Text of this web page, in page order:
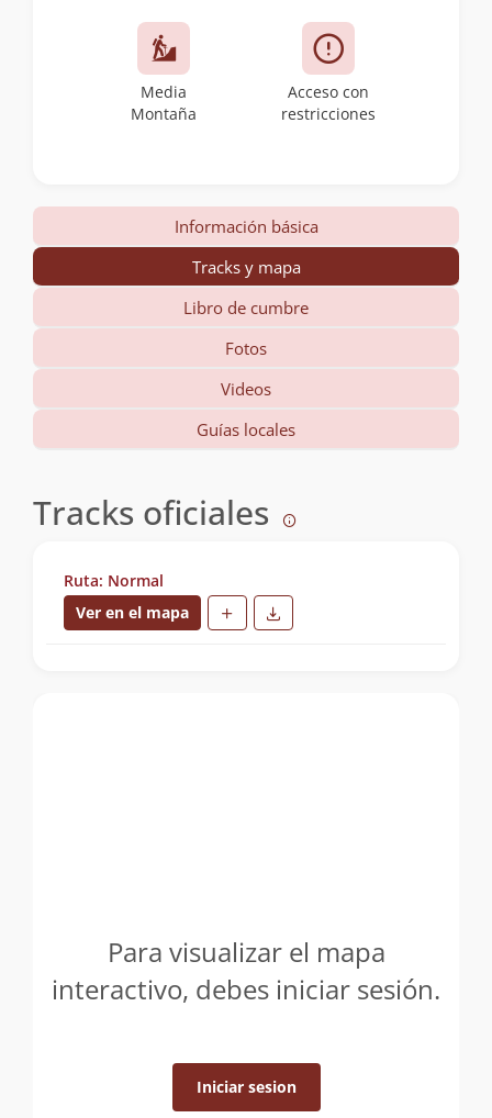
Media
Montaña
Acceso con
restricciones
Información básica
Tracks y mapa
Libro de cumbre
Fotos
Videos
Guías locales
Tracks oficiales
Ruta: Normal
Ver en el mapa
Para visualizar el mapa
interactivo, debes iniciar sesión.
Iniciar sesion